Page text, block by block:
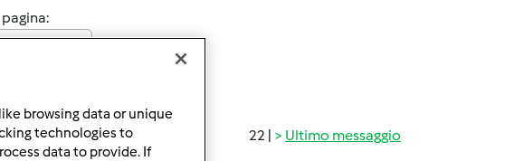
22 | Ultimo messaggio
browsing data or unique
technologies to
data to provide. If